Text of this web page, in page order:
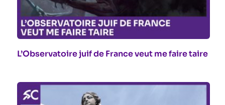
L’Observatoire juif de France veut me faire taire